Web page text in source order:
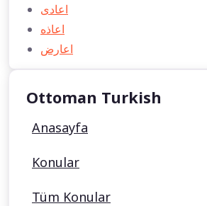
اعادی
اعاذه
اعارض
Ottoman Turkish
Anasayfa
Konular
Tüm Konular